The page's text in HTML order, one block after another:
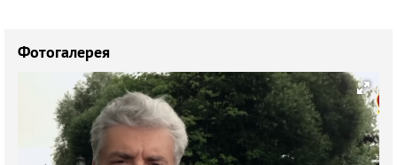
Фотогалерея